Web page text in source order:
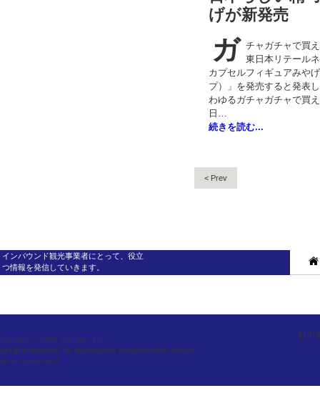
げが新発売
ガ チャガチャで買
東日本リテール
カプセルフィギュアみや
プ）」を発売すると発表
わゆるガチャガチャで買
日…
続きを読む...
< Prev
インバウンド観光事業者にとって、役立
つ情報を発信していきます。
Copyright © 2026 leaf-hide, Inc.
All rights reserved. No reproduction or republication without
written permission.
利用